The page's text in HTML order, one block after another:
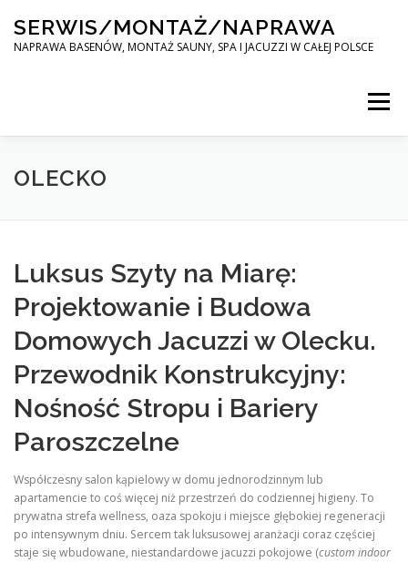
content
SERWIS/MONTAŻ/NAPRAWA
NAPRAWA BASENÓW, MONTAŻ SAUNY, SPA I JACUZZI W CAŁEJ POLSCE
Menu
SPA SERWIS
KONTAKT
OLECKO
Luksus Szyty na Miarę:
Projektowanie i Budowa
Domowych Jacuzzi w Olecku.
Przewodnik Konstrukcyjny:
Nośność Stropu i Bariery
Paroszczelne
Współczesny salon kąpielowy w domu jednorodzinnym lub
apartamencie to coś więcej niż przestrzeń do codziennej higieny. To
prywatna strefa wellness, oaza spokoju i miejsce głębokiej regeneracji
po intensywnym dniu. Sercem tak luksusowej aranżacji coraz częściej
staje się wbudowane, niestandardowe jacuzzi pokojowe (custom indoor